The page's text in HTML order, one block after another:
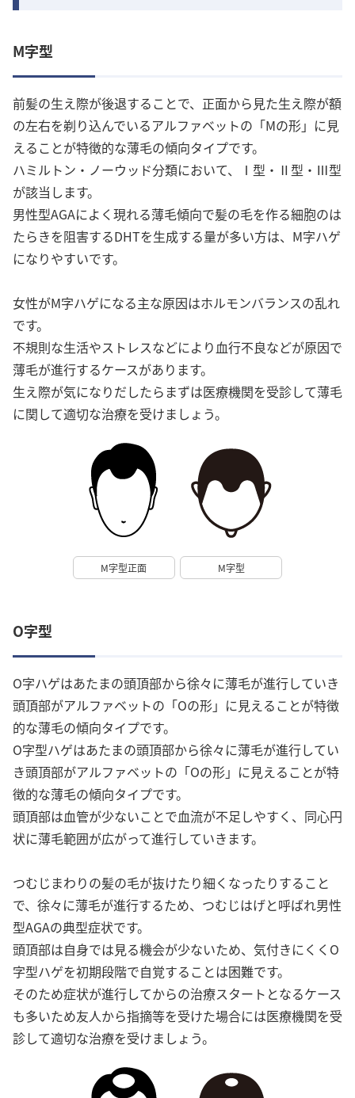
M字型
前髪の生え際が後退することで、正面から見た生え際が額
の左右を剃り込んでいるアルファベットの「Mの形」に見
えることが特徴的な薄毛の傾向タイプです。
ハミルトン・ノーウッド分類において、Ⅰ型・Ⅱ型・Ⅲ型
が該当します。
男性型AGAによく現れる薄毛傾向で髪の毛を作る細胞のは
たらきを阻害するDHTを生成する量が多い方は、M字ハゲ
になりやすいです。
女性がM字ハゲになる主な原因はホルモンバランスの乱れ
です。
不規則な生活やストレスなどにより血行不良などが原因で
薄毛が進行するケースがあります。
生え際が気になりだしたらまずは医療機関を受診して薄毛
に関して適切な治療を受けましょう。
M字型正面 M字型
O字型
O字ハゲはあたまの頭頂部から徐々に薄毛が進行していき
頭頂部がアルファベットの「Oの形」に見えることが特徴
的な薄毛の傾向タイプです。
O字型ハゲはあたまの頭頂部から徐々に薄毛が進行してい
き頭頂部がアルファベットの「Oの形」に見えることが特
徴的な薄毛の傾向タイプです。
頭頂部は血管が少ないことで血流が不足しやすく、同心円
状に薄毛範囲が広がって進行していきます。
つむじまわりの髪の毛が抜けたり細くなったりすること
で、徐々に薄毛が進行するため、つむじはげと呼ばれ男性
型AGAの典型症状です。
頭頂部は自身では見る機会が少ないため、気付きにくくO
字型ハゲを初期段階で自覚することは困難です。
そのため症状が進行してからの治療スタートとなるケース
も多いため友人から指摘等を受けた場合には医療機関を受
診して適切な治療を受けましょう。